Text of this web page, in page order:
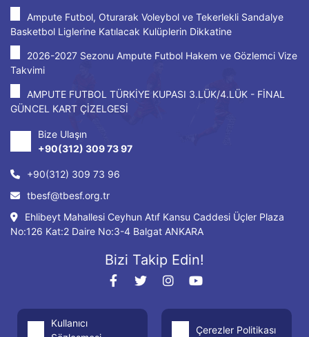
Ampute Futbol, Oturarak Voleybol ve Tekerlekli Sandalye
Basketbol Liglerine Katılacak Kulüplerin Dikkatine
2026-2027 Sezonu Ampute Futbol Hakem ve Gözlemci Vize
Takvimi
AMPUTE FUTBOL TÜRKİYE KUPASI 3.LÜK/4.LÜK - FİNAL
GÜNCEL KART ÇİZELGESİ
Bize Ulaşın
+90(312) 309 73 97
+90(312) 309 73 96
tbesf@tbesf.org.tr
Ehlibeyt Mahallesi Ceyhun Atıf Kansu Caddesi Üçler Plaza
No:126 Kat:2 Daire No:3-4 Balgat ANKARA
Bizi Takip Edin!
Kullanıcı
Çerezler Politikası